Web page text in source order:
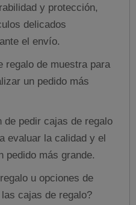
y protección,
delicados
el envío.
regalo de muestra para
un pedido más
pedir cajas de regalo
evaluar la calidad y el
pedido más grande.
u opciones de
cajas de regalo?